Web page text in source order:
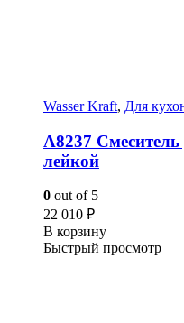
Wasser Kraft, Для
A8237
лейкой
0 out of 5
22 010 ₽
В корзину
Быстрый просмотр